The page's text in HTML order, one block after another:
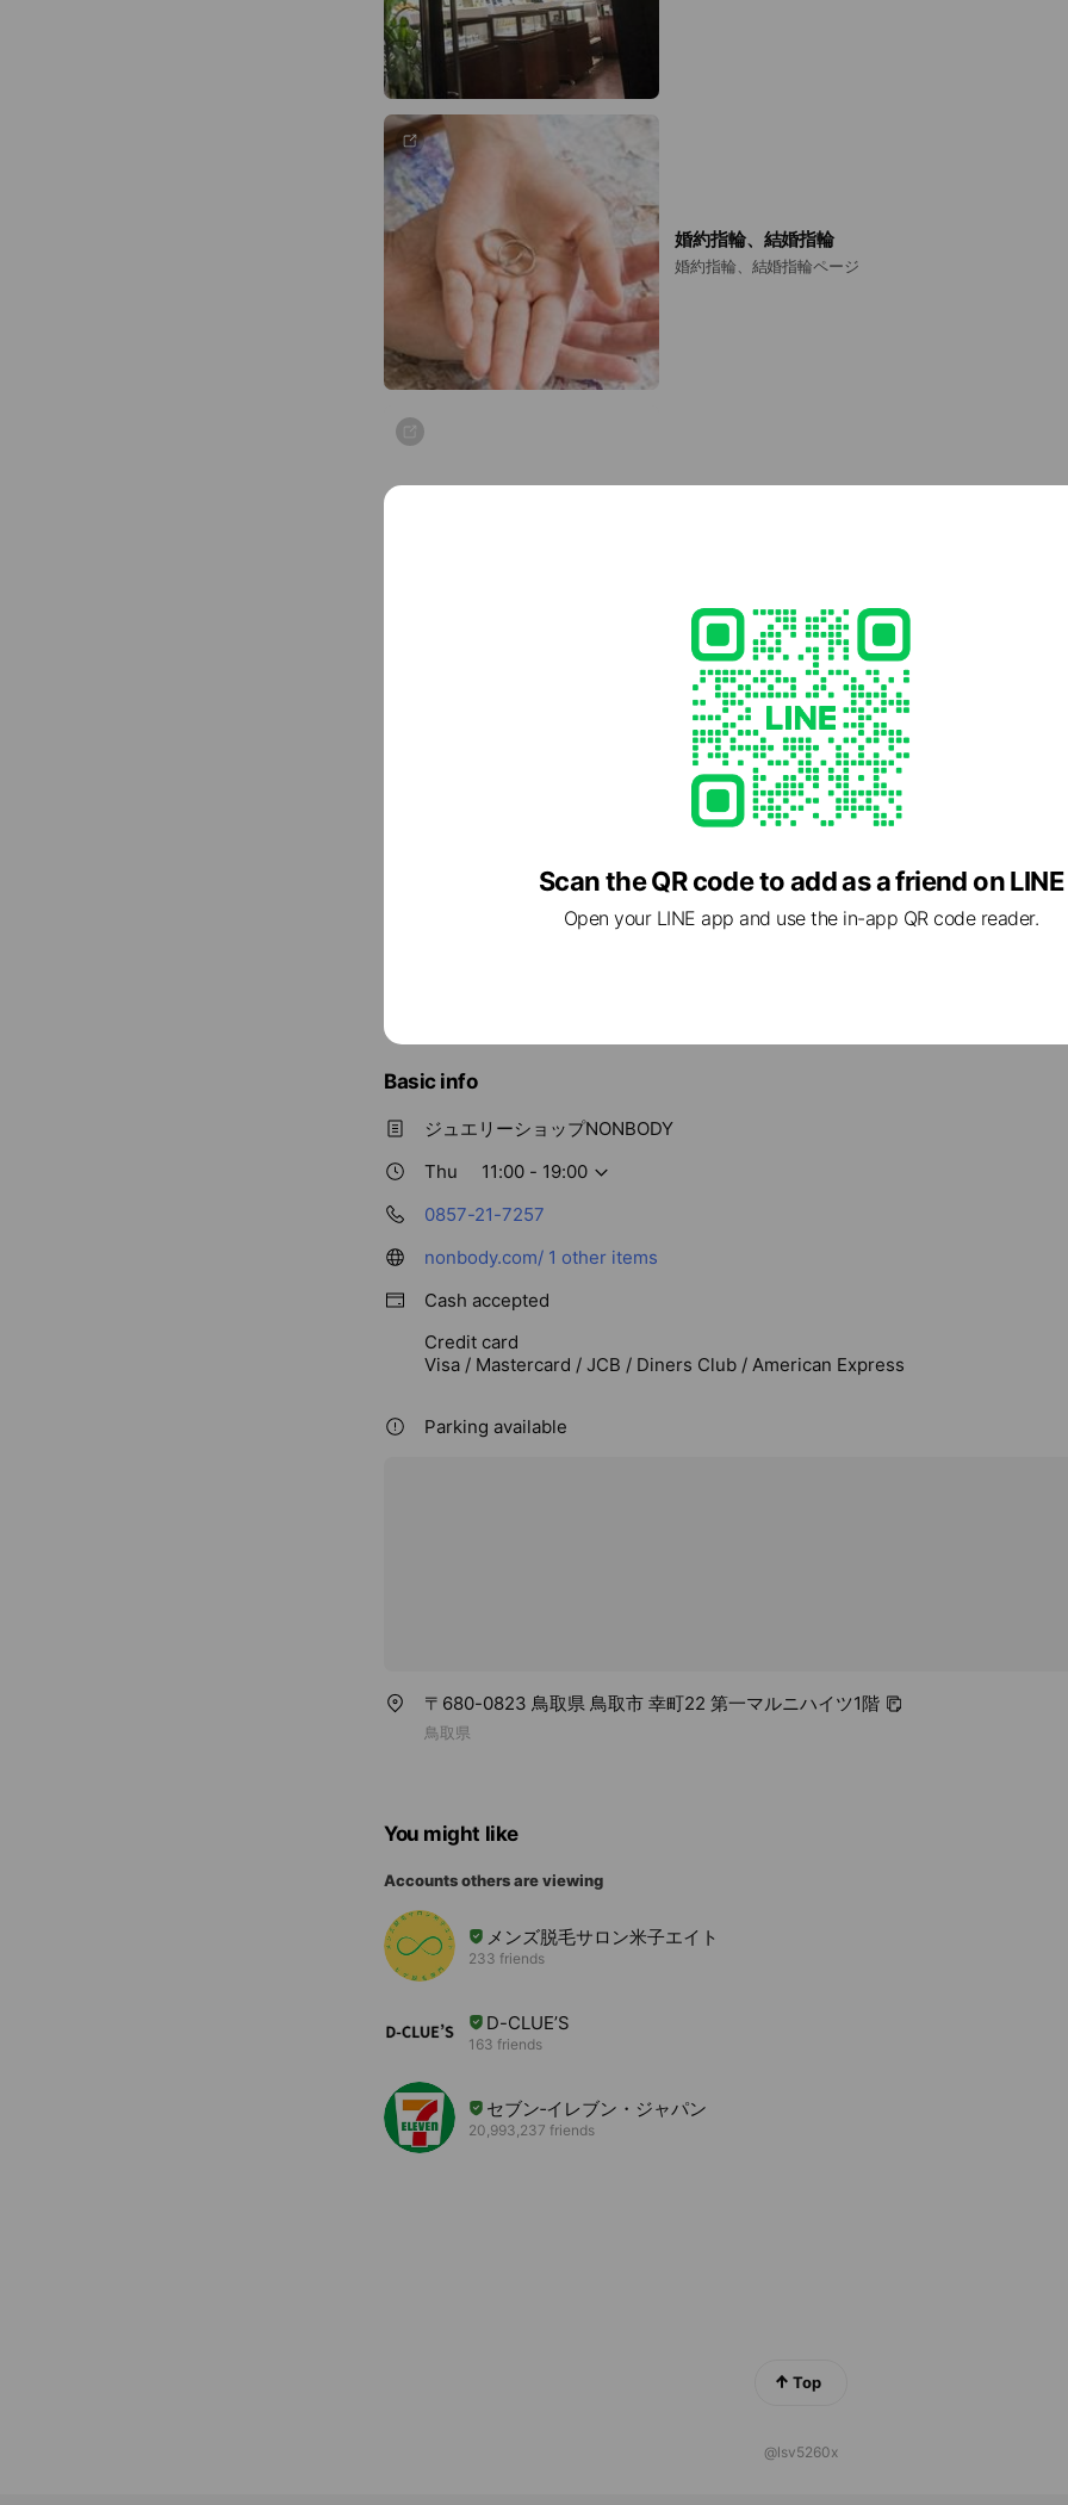
婚約指輪、結婚指輪
婚約指輪、結婚指輪ページ
リフォームジュエリー／リペア
Basic info
ジュエリーショップNONBODY
Thu
11:00 - 19:00
0857-21-7257
nonbody.com/ 1 other items
Cash accepted
Credit card
Visa / Mastercard / JCB / Diners Club / American Express
Parking available
〒680-0823 鳥取県 鳥取市 幸町22 第一マルニハイツ1階
鳥取県
You might like
Accounts others are viewing
メンズ脱毛サロン米子エイト
233 friends
D-CLUE’S
163 friends
セブン‐イレブン・ジャパン
20,993,237 friends
Top
@lsv5260x
Scan the QR code to add as a friend on LINE
Open your LINE app and use the in-app QR code reader.